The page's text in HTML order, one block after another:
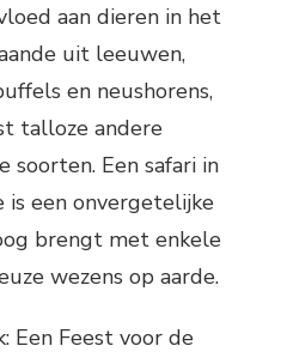
aan dieren in het
uit leeuwen,
en neushorens,
talloze andere
soorten. Een safari in
is een onvergetelijke
brengt met enkele
wezens op aarde.
Een Feest voor de